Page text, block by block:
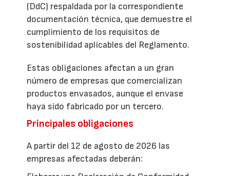
(DdC) respaldada por la correspondiente
documentación técnica, que demuestre el
cumplimiento de los requisitos de
sostenibilidad aplicables del Reglamento.
Estas obligaciones afectan a un gran
número de empresas que comercializan
productos envasados, aunque el envase
haya sido fabricado por un tercero.
Principales obligaciones
A partir del 12 de agosto de 2026 las
empresas afectadas deberán: